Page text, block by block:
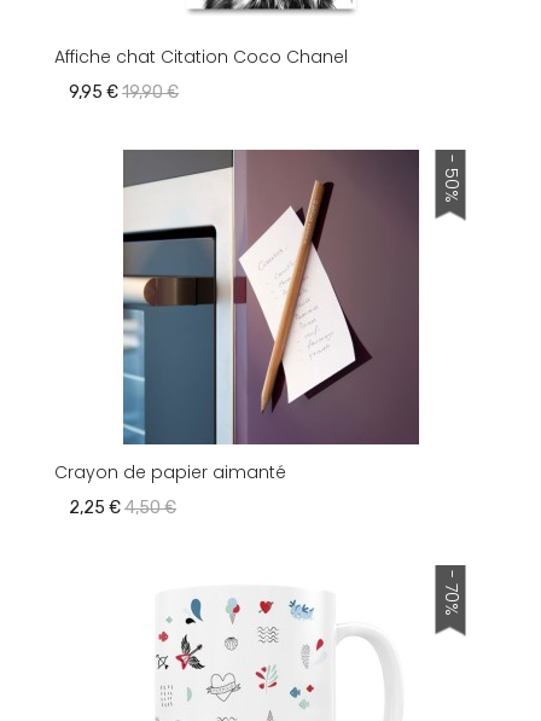
Affiche chat Citation Coco Chanel
9,95 €19,90 €
- 50%
Crayon de papier aimanté
2,25 €4,50 €
- 70%